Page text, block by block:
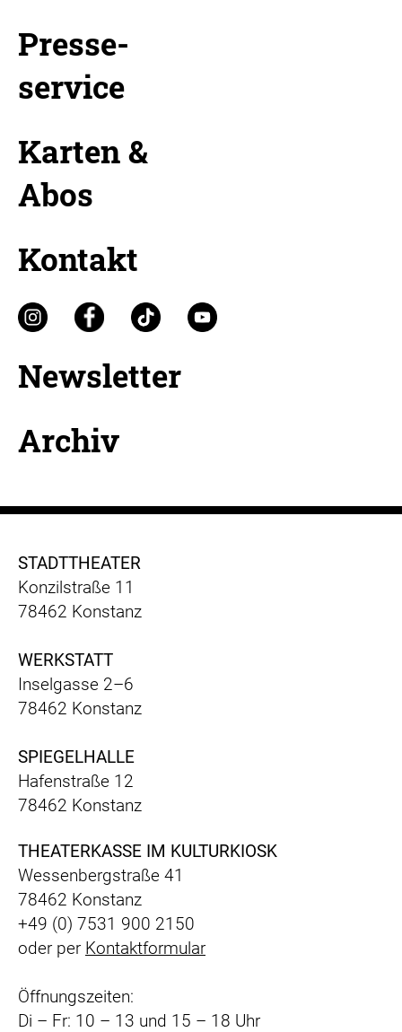
Presse-
service
Karten &
Abos
Kontakt
Newsletter
Archiv
STADTTHEATER
Konzilstraße 11
78462 Konstanz
WERKSTATT
Inselgasse 2–6
78462 Konstanz
SPIEGELHALLE
Hafenstraße 12
78462 Konstanz
THEATERKASSE IM KULTURKIOSK
Wessenbergstraße 41
78462 Konstanz
+49 (0) 7531 900 2150
oder per Kontaktformular
Öffnungszeiten:
Di – Fr: 10 – 13 und 15 – 18 Uhr